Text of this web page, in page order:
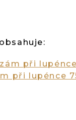
při
při lupénce